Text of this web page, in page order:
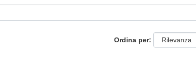
Ordina per